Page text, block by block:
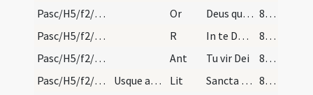
Pasc/H5/f2/Rogationes/Rogation Days/stational oration/9
Or Deus qui confitentium ... liberis tibi mentibus serviamus.
853 (250)
Pasc/H5/f2/Rogationes/Rogation Days/procession/8
R In te Domine
853 (250)
Pasc/H5/f2/Rogationes/Rogation Days/procession/11
Ant Tu vir Dei
853 (250)
Pasc/H5/f2/Rogationes/Rogation Days/litany/9
Usque ad sanctum Vitalem. Lit Sancta Maria
853 (250)